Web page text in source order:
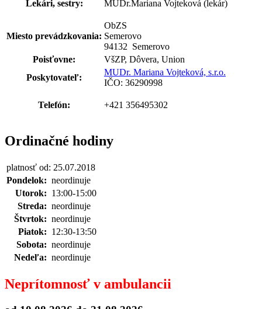
Lekári, sestry: MUDr.Mariana Vojteková (lekár)
Miesto prevádzkovania:
ObZS
Semerovo
94132 Semerovo
Poisťovne:
VšZP, Dôvera, Union
Poskytovateľ:
MUDr. Mariana Vojteková, s.r.o.
IČO: 36290998
Telefón: +421 356495302
Ordinačné hodiny
platnosť od: 25.07.2018
Pondelok: neordinuje
Utorok: 13:00-15:00
Streda: neordinuje
Štvrtok: neordinuje
Piatok: 12:30-13:50
Sobota: neordinuje
Nedeľa: neordinuje
Neprítomnosť v ambulancii